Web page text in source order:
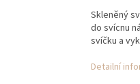
Skleněný
do svícnu
svíčku a
Detailní